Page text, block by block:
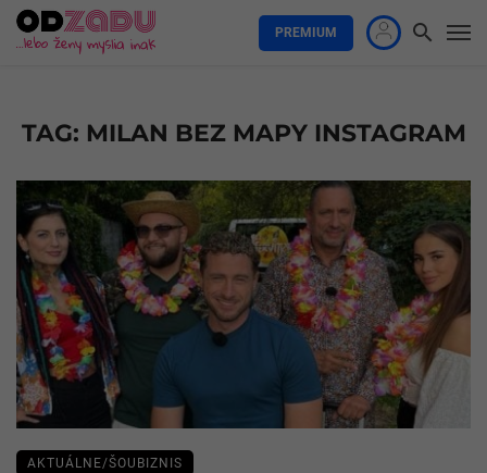
PREMIUM
TAG: MILAN BEZ MAPY INSTAGRAM
AKTUÁLNE/ŠOUBIZNIS